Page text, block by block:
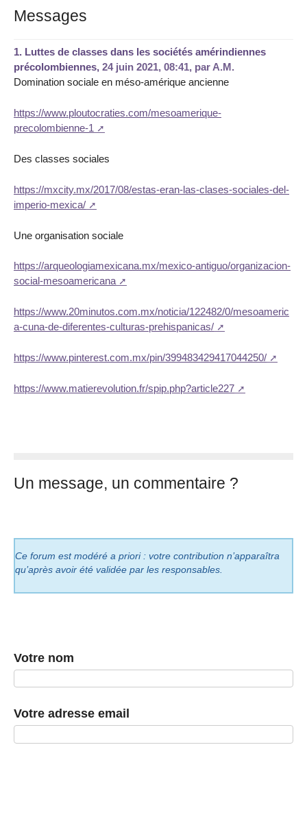
Messages
1. Luttes de classes dans les sociétés amérindiennes
précolombiennes, 24 juin 2021, 08:41, par A.M.
Domination sociale en méso-amérique ancienne
https://www.ploutocraties.com/mesoamerique-
precolombienne-1
Des classes sociales
https://mxcity.mx/2017/08/estas-eran-las-clases-sociales-del-
imperio-mexica/
Une organisation sociale
https://arqueologiamexicana.mx/mexico-antiguo/organizacion-
social-mesoamericana
https://www.20minutos.com.mx/noticia/122482/0/mesoameric
a-cuna-de-diferentes-culturas-prehispanicas/
https://www.pinterest.com.mx/pin/399483429417044250/
https://www.matierevolution.fr/spip.php?article227
Un message, un commentaire ?
Ce forum est modéré a priori : votre contribution n’apparaîtra
qu’après avoir été validée par les responsables.
Votre nom
Votre adresse email